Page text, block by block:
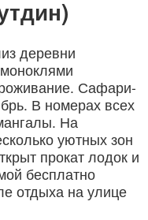
деревни
Сафари-
В номерах всех
На
уютных зон
прокат лодок и
бесплатно
отдыха на улице